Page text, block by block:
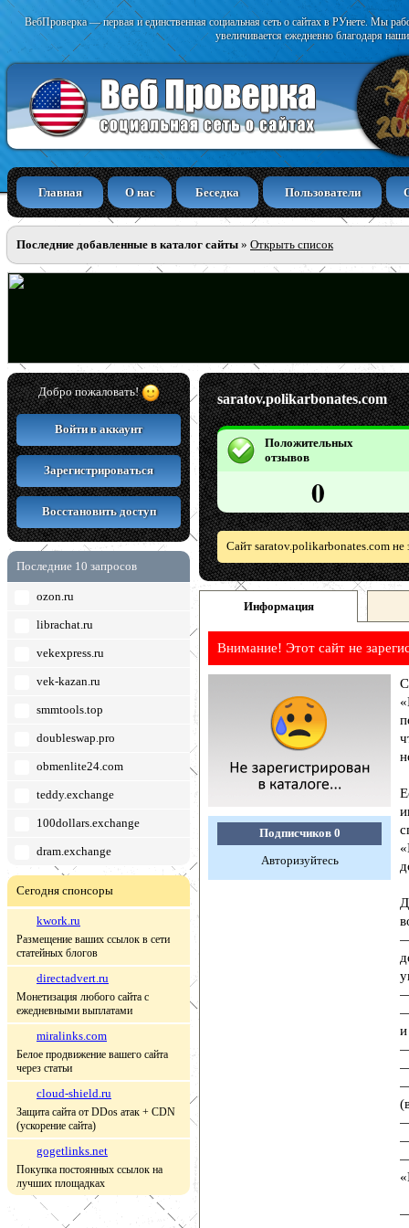
ВебПроверка — первая и единственная социальная сеть о сайтах в РУнете. Мы
увеличивается ежедневно благодаря
Главная О нас Беседка Пользователи
Последние добавленные в каталог сайты » Открыть список
Добро пожаловать!
Войти в аккаунт
Зарегистрироваться
Восстановить доступ
Последние 10 запросов
ozon.ru
librachat.ru
vekexpress.ru
vek-kazan.ru
smmtools.top
doubleswap.pro
obmenlite24.com
teddy.exchange
100dollars.exchange
dram.exchange
Сегодня спонсоры
kwork.ru
Размещение ваших ссылок в сети
статейных блогов
directadvert.ru
Монетизация любого сайта с
ежедневными выплатами
miralinks.com
Белое продвижение вашего сайта
через статьи
cloud-shield.ru
Защита сайта от DDos атак + CDN
(ускорение сайта)
gogetlinks.net
Покупка постоянных ссылок на
лучших площадках
saratov.polikarbonates.com
Положительных
отзывов
0
Сайт saratov.polikarbonates.com не
Информация
Внимание! Этот сайт не
Подписчиков 0
Авторизуйтесь